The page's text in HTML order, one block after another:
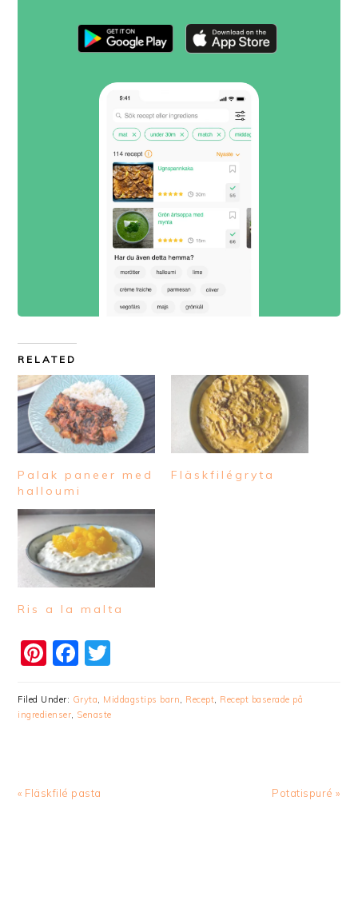
RELATED
Palak paneer med
halloumi
Fläskfilégryta
Ris a la malta
Pinterest
Facebook
Filed Under: Gryta Middagstips barn Recept Recept baserade på
ingredienser Senaste
Previous
« Fläskfilé pasta
Next
Potatispuré »